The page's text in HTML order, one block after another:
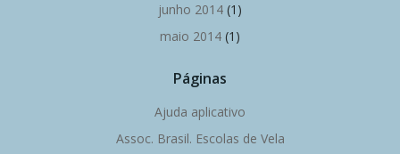
junho 2014 (1)
maio 2014 (1)
Páginas
Ajuda aplicativo
Assoc. Brasil. Escolas de Vela